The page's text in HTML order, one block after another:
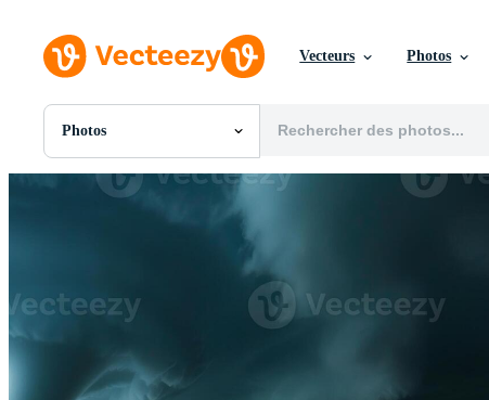
Vecteurs Photos
Photos
Toutes Images
Photos
Vidéos
Images Éditoriales
Événements Éditoriaux